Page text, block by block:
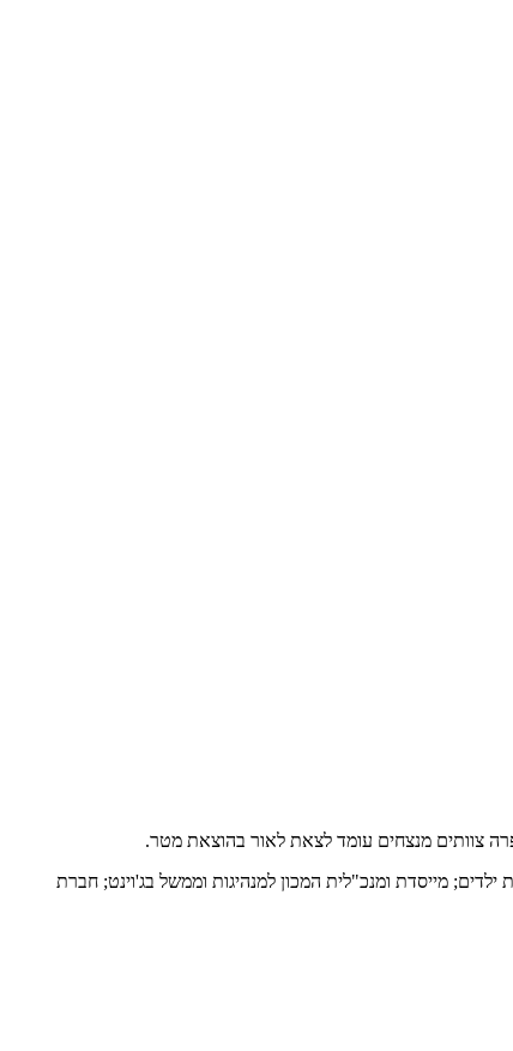
צוותים מנצחים עומד לצאת לאור בהוצאת מטר.
מייסדת ומנכ"לית המכון למנהיגות וממשל בג'וינט; חברת